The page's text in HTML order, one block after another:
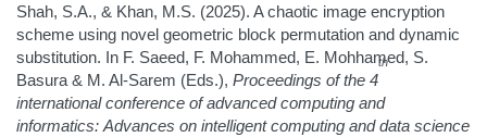
Shah, S.A., & Khan, M.S. (2025). A chaotic image encryption
scheme using novel geometric block permutation and dynamic
substitution. In F. Saeed, F. Mohammed, E. Mohhamed, S.
Basura & M. Al-Sarem (Eds.), Proceedings of the 4
th
international conference of advanced computing and
informatics: Advances on intelligent computing and data science